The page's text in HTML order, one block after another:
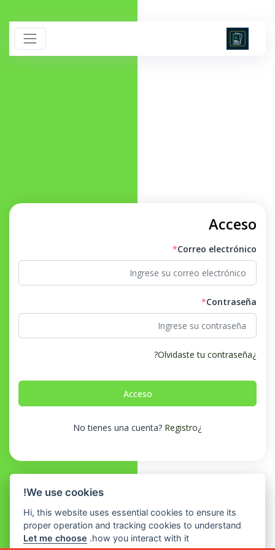
Acceso
Correo electrónico
*
Contraseña
*
¿Olvidaste tu contraseña?
¿No tienes una cuenta?
Registro
We use cookies!
Hi, this website uses essential cookies to ensure its
proper operation and tracking cookies to understand
how you interact with it.
Let me choose